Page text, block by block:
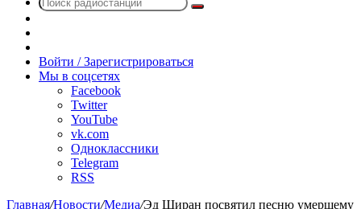
Поиск
радио
Войти / Зарегистрироваться
Мы в соцсетях
Facebook
Twitter
YouTube
vk.com
Одноклассники
Telegram
RSS
Главная/Новости/Медиа/Эд Ширан посвятил песню умершему